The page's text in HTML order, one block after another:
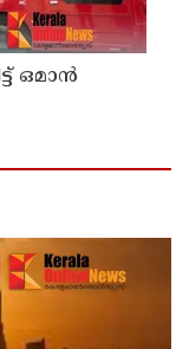
ഒമാന്‍